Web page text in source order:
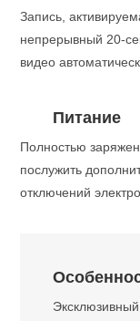
Запись,
непрерывный 20-
видео
Питание
Полностью
послужить
отключений